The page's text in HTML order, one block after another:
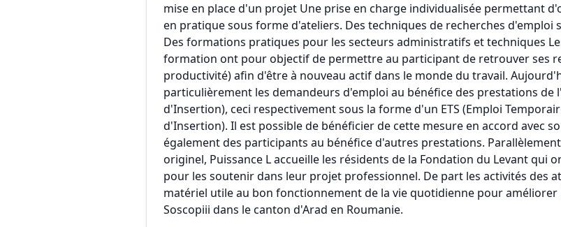
mise en place d'un projet Une prise en charge individualisée permettant
en pratique sous forme d'ateliers. Des techniques de recherches
Des formations pratiques pour les secteurs administratifs et techniques
formation ont pour objectif de permettre au participant de retrouver ses
productivité) afin d'être à nouveau actif dans le monde du travail.
particulièrement les demandeurs d'emploi au bénéfice des prestations de
d'Insertion), ceci respectivement sous la forme d'un ETS (Emploi
d'Insertion). Il est possible de bénéficier de cette mesure en accord avec
également des participants au bénéfice d'autres prestations.
originel, Puissance L accueille les résidents de la Fondation du Levant
pour les soutenir dans leur projet professionnel. De part les activités des
matériel utile au bon fonctionnement de la vie quotidienne pour améliorer
Soscopiii dans le canton d'Arad en Roumanie.